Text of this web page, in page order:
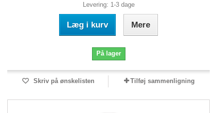
Levering: 1-3 dage
Læg i kurv Mere
På lager
Skriv på ønskelisten Tilføj sammenligning